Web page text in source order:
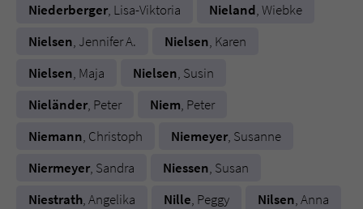
Niederberger, Lisa-Viktoria Nieland, Wiebke
Nielsen, Jennifer A. Nielsen, Karen
Nielsen, Maja Nielsen, Susin
Nieländer, Peter Niem, Peter
Niemann, Christoph Niemeyer, Susanne
Niermeyer, Sandra Niessen, Susan
Niestrath, Angelika Nille, Peggy Nilsen, Anna
Anbieter Literatur-Couch Medien GmbH & Co. KG
Kommunikation der Webseite mit dem
Sicherheitscode des Kontaktformulars zu
überprüfen.